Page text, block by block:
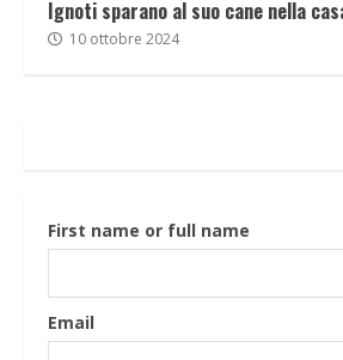
Ignoti sparano al suo cane nella
10 ottobre 2024
First name or full name
Email